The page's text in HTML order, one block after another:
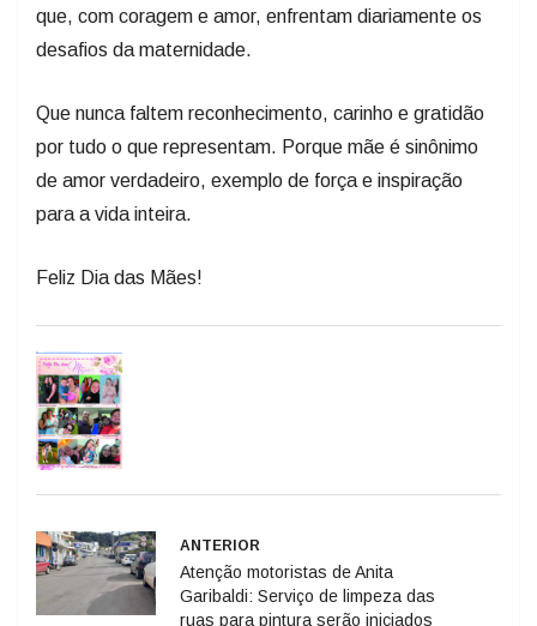
que, com coragem e amor, enfrentam diariamente os
desafios da maternidade.
Que nunca faltem reconhecimento, carinho e gratidão
por tudo o que representam. Porque mãe é sinônimo
de amor verdadeiro, exemplo de força e inspiração
para a vida inteira.
Feliz Dia das Mães!
ANTERIOR
Atenção motoristas de Anita
Garibaldi: Serviço de limpeza das
ruas para pintura serão iniciados